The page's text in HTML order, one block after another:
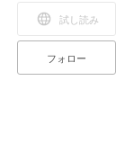
試し読み
フォロー